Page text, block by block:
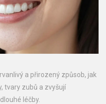
a přirozený způsob, jak
tvary zubů a zvyšují
léčby.